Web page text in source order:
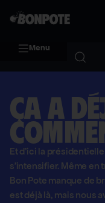
Menu
Ça a
Et d'ici la
s'intensifier. Même en
Bon Pote manque de
est déjà là, mais nous